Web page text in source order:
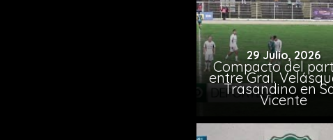
29 Julio, 2026
Compacto del
entre Gral.
Trasandino en
Vicente